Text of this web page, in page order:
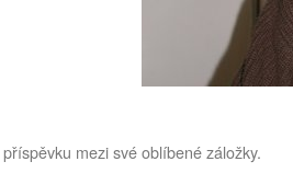
příspěvku mezi své oblíbené záložky.